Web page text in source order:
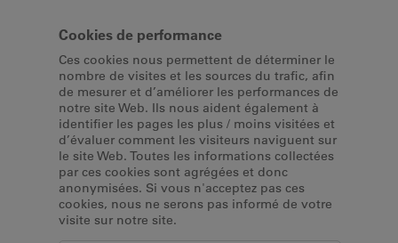
Cookies de performance
Ces cookies nous permettent de déterminer le
nombre de visites et les sources du trafic, afin
de mesurer et d’améliorer les performances de
notre site Web. Ils nous aident également à
identifier les pages les plus / moins visitées et
d’évaluer comment les visiteurs naviguent sur
le site Web. Toutes les informations collectées
par ces cookies sont agrégées et donc
anonymisées. Si vous n'acceptez pas ces
cookies, nous ne serons pas informé de votre
visite sur notre site.